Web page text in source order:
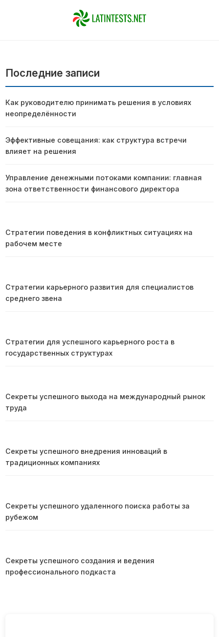
Последние записи
Как руководителю принимать решения в условиях
неопределённости
Эффективные совещания: как структура встречи
влияет на решения
Управление денежными потоками компании: главная
зона ответственности финансового директора
Стратегии поведения в конфликтных ситуациях на
рабочем месте
Стратегии карьерного развития для специалистов
среднего звена
Стратегии для успешного карьерного роста в
государственных структурах
Секреты успешного выхода на международный рынок
труда
Секреты успешного внедрения инноваций в
традиционных компаниях
Секреты успешного удаленного поиска работы за
рубежом
Секреты успешного создания и ведения
профессионального подкаста